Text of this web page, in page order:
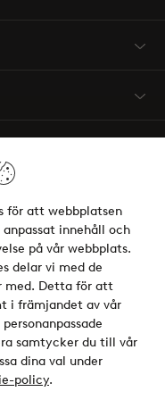
för att webbplatsen
innehåll och
på vår webbplats.
delar vi med de
med. Detta för att
i främjandet av vår
samtycker du till vår
dina val under
policy.
eller dela upp
?